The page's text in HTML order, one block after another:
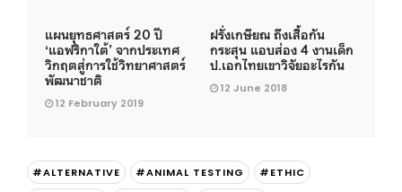
แผนยุทธศาสตร์ 20 ปี
‘แอฟริกาใต้’ จากประเทศ
วิกฤตสู่การใช้วิทยาศาสตร์
พัฒนาชาติ
12 February 2019
ฝรั่งเกษียณ ถึงเสื้อกัน
กระสุน แอบส่อง 4 งานเด็ก
ป.เอกไทยเขาวิจัยอะไรกัน
12 June 2018
#ALTERNATIVE #ANIMAL TESTING
#ETHIC